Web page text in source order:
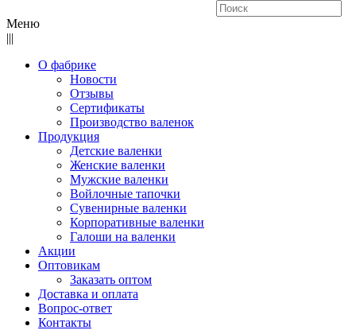
Меню
|||
О фабрике
Новости
Отзывы
Сертификаты
Производство валенок
Продукция
Детские валенки
Женские валенки
Мужские валенки
Войлочные тапочки
Сувенирные валенки
Корпоративные валенки
Галоши на валенки
Акции
Оптовикам
Заказать оптом
Доставка и оплата
Вопрос-ответ
Контакты